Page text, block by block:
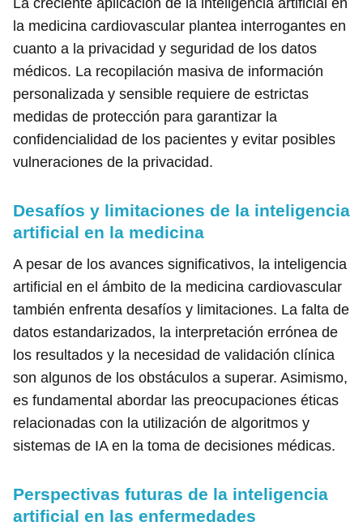
la medicina cardiovascular plantea interrogantes en
cuanto a la privacidad y seguridad de los datos
médicos. La recopilación masiva de información
personalizada y sensible requiere de estrictas
medidas de protección para garantizar la
confidencialidad de los pacientes y evitar posibles
vulneraciones de la privacidad.
Desafíos y limitaciones de la inteligencia
artificial en la medicina
A pesar de los avances significativos, la inteligencia
artificial en el ámbito de la medicina cardiovascular
también enfrenta desafíos y limitaciones. La falta de
datos estandarizados, la interpretación errónea de
los resultados y la necesidad de validación clínica
son algunos de los obstáculos a superar. Asimismo,
es fundamental abordar las preocupaciones éticas
relacionadas con la utilización de algoritmos y
sistemas de IA en la toma de decisiones médicas.
Perspectivas futuras de la inteligencia
artificial en las enfermedades